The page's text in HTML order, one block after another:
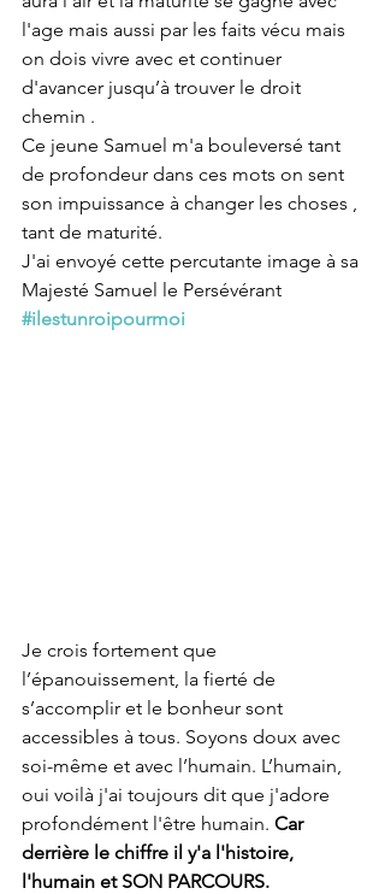
l'age mais aussi par les faits vécu mais
on dois vivre avec et continuer
d'avancer jusqu’à trouver le droit
chemin .
Ce jeune Samuel m'a bouleversé tant
de profondeur dans ces mots on sent
son impuissance à changer les choses ,
tant de maturité.
J'ai envoyé cette percutante image à sa
Majesté Samuel le Persévérant
#ilestunroipourmoi
Je crois fortement que
l’épanouissement, la fierté de
s’accomplir et le bonheur sont
accessibles à tous. Soyons doux avec
soi-même et avec l’humain. L’humain,
oui voilà j'ai toujours dit que j'adore
profondément l'être humain. Car
derrière le chiffre il y'a l'histoire,
l'humain et SON PARCOURS.